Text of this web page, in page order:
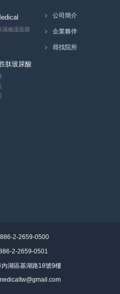
濕修護面膜
肽玻尿酸
公司簡介
企業夥伴
尋找院所
2-2659-0500
2-2659-0501
湖區基湖路18號9樓